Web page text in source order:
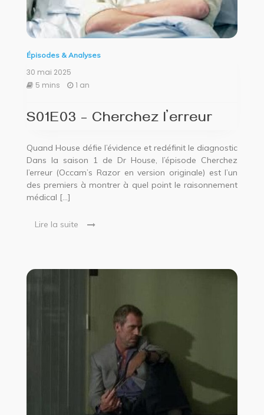
Épisodes & Analyses
30 mai 2025
5 mins
1 an
S01E03 – Cherchez l’erreur
Quand House défie l’évidence et redéfinit le diagnostic
Dans la saison 1 de Dr House, l’épisode Cherchez
l’erreur (Occam’s Razor en version originale) est l’un
des premiers à montrer à quel point le raisonnement
médical […]
Lire la suite